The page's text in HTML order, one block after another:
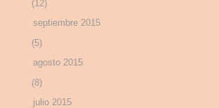
(12)
septiembre 2015
(5)
agosto 2015
(8)
julio 2015